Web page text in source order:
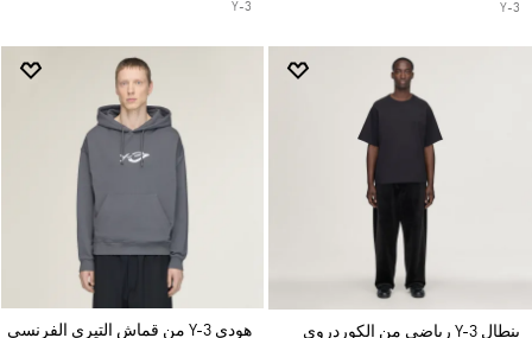
Y-3
Y-3
بنطال Y-3 رياضي من الكوردروي هودي Y-3 من قماش التيري الفرنسي